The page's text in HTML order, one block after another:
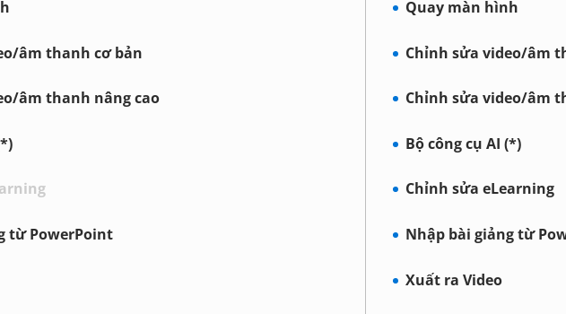
âm thanh cơ bản
âm thanh nâng cao
từ PowerPoint
Quay màn hình
Chỉnh sửa video/âm
Chỉnh sửa video/âm
Bộ công cụ AI (*)
Chỉnh sửa eLearning
Nhập bài giảng từ
Xuất ra Video